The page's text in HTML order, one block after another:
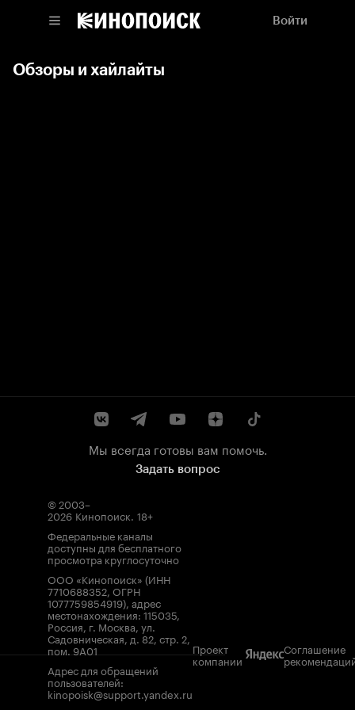
Войти
Обзоры и хайлайты
Мы всегда готовы вам помочь.
Задать вопрос
© 2003–
2026 Кинопоиск. 18+
Федеральные каналы
доступны для бесплатного
просмотра круглосуточно
ООО «Кинопоиск» (ИНН
7710688352, ОГРН
1077759854919), адрес
местонахождения: 115035,
Россия, г. Москва, ул.
Садовническая, д. 82, стр. 2,
пом. 9А01
Адрес для обращений
пользователей:
kinopoisk@support.yandex.ru
Проект
компании
Соглашение